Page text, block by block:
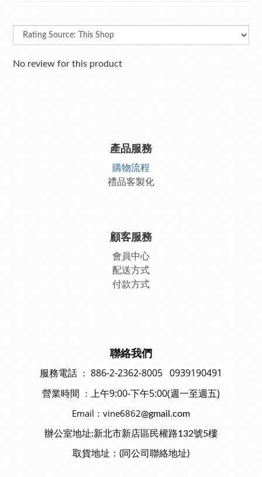
No review for this product
產品服務
購物流程
禮品客製化
顧客服務
會員中心
配送方式
付款方式
聯絡我們
服務電話 ： 886-2-2362-8005 0939190491
營業時間 ： 上午9:00-下午5:00(週一至週五)
Email：vine6862@gmail.com
辦公室地址:新北市新店區民權路132號5樓
取貨地址：(同公司聯絡地址)